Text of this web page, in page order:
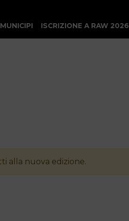
MUNICIPI ISCRIZIONE A RAW 2026
alla nuova edizione.